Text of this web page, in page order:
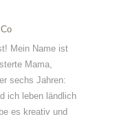
Mein Name ist
Mama,
sechs Jahren:
ich leben ländlich
es kreativ und